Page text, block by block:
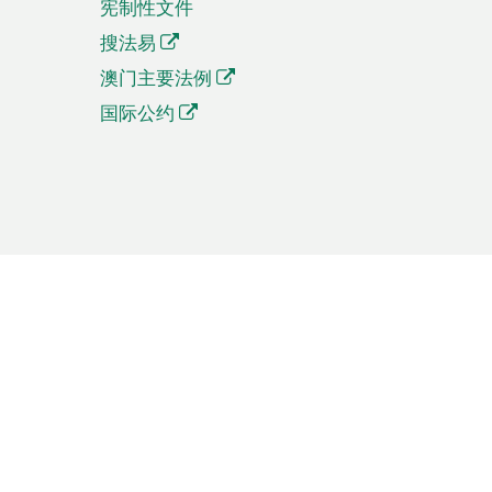
宪制性文件
搜法易
澳门主要法例
国际公约